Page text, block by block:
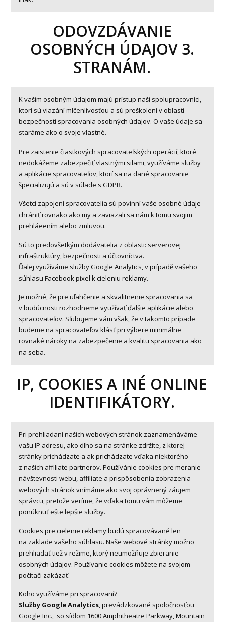
ODOVZDÁVANIE
OSOBNÝCH ÚDAJOV 3.
STRANÁM.
K vašim osobným údajom majú prístup naši spolupracovníci,
ktorí sú viazání mlčenlivosťou a sú preškolení v oblasti
bezpečnosti spracovania osobných údajov. O vaše údaje sa
staráme ako o svoje vlastné.
Pre zaistenie čiastkových spracovateľských operácií, ktoré
nedokážeme zabezpečiť vlastnými silami, využíváme služby
a aplikácie spracovateľov, ktorí sa na dané spracovanie
špecializujú a sú v súlade s GDPR.
Všetci zapojení spracovatelia sú povinní vaše osobné údaje
chrániť rovnako ako my a zaviazali sa nám k tomu svojim
prehláeením alebo zmluvou.
Sú to predovšetkým dodávatelia z oblasti: serverovej
infraštruktúry, bezpečnosti a účtovníctva.
Ďalej využíváme služby Google Analytics, v prípadě vašeho
súhlasu Facebook pixel k cieleniu reklamy.
Je možné, že pre uľahčenie a skvalitnenie spracovania sa
v budúcnosti rozhodneme využívať ďalšie aplikácie alebo
spracovateľov. Sľubujeme vám však, že v takomto prípade
budeme na spracovateľov klásť pri výbere minimálne
rovnaké nároky na zabezpečenie a kvalitu spracovania ako
na seba.
IP, COOKIES A INÉ ONLINE
IDENTIFIKÁTORY.
Pri prehliadaní našich webových stránok zaznamenáváme
vašu IP adresu, ako dlho sa na stránke zdržíte, z ktorej
stránky prichádzate a ak prichádzate vďaka niektorého
z našich affiliate partnerov. Používánie cookies pre meranie
návštevnosti webu, affiliate a prispôsobenia zobrazenia
webových stránok vnímáme ako svoj oprávnený záujem
správcu, pretože veríme, že vďaka tomu vám môžeme
ponúknuť ešte lepšie služby.
Cookies pre cielenie reklamy budú spracovávané len
na zaklade vašeho súhlasu. Naše webové stránky možno
prehliadať tiež v režime, ktorý neumožňuje zbieranie
osobných údajov. Používanie cookies môžete na svojom
počítači zakázať.
Koho využíváme pri spracovaní?
Služby Google Analytics, prevádzkované spoločnosťou
Google Inc., so sídlom 1600 Amphitheatre Parkway, Mountain